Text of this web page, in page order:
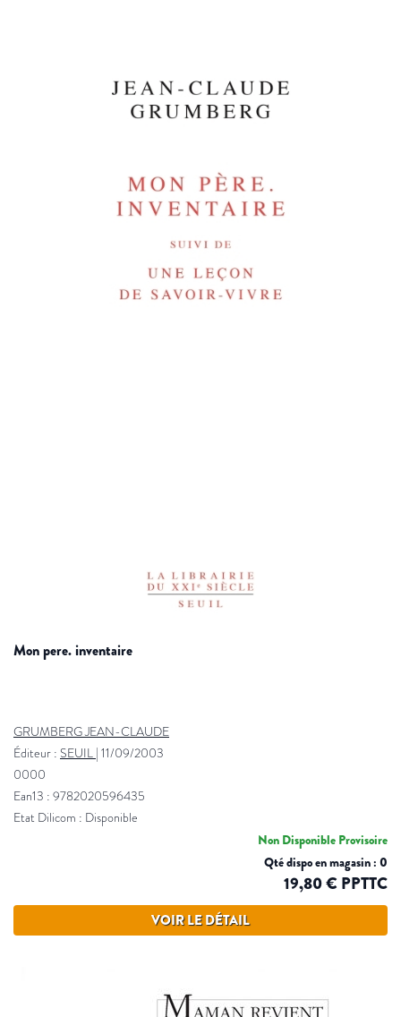
mon pere. inventaire
GRUMBERG JEAN-CLAUDE
Éditeur : SEUIL 11/09/2003
0000
Ean13 : 9782020596435
Etat Dilicom : Disponible
Non Disponible Provisoire
Qté dispo en magasin : 0
19,80 € PPTTC
VOIR LE DÉTAIL